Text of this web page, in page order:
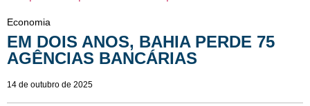
Economia
EM DOIS ANOS, BAHIA PERDE 75
AGÊNCIAS BANCÁRIAS
14 de outubro de 2025